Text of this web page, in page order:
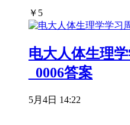
￥ 5
电大人体生理
_0006答案
5月4日 14:22